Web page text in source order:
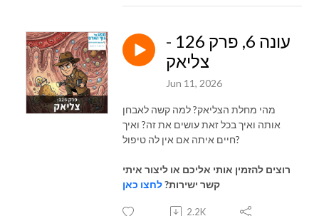
עונה 6, פרק 126 -
צליאק
Jun 11, 2026
מהי מחלת הצליאק? למה קשה לאבחן
אותה ואיך בכל זאת עושים את זה? ואיך
חיים איתה אם אין לה טיפול?
רוצים להזמין אותי אליכם או ליצור איתי
קשר ישירות?לחצו כאן
2.2K